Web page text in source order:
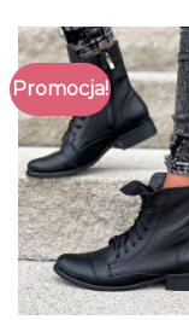
Promocja!